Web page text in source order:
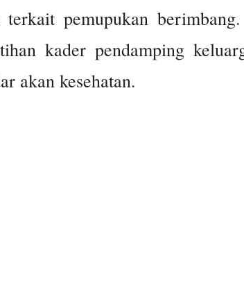
terkait pemupukan
kader pendamping
akan kesehatan.